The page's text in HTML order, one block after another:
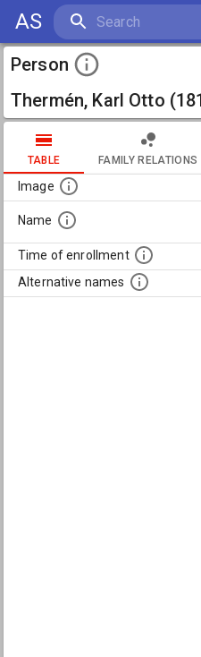
AS
Person
Thermén, Karl Otto
TABLE FAMILY RELATIONS
Image
Name
Time of enrollment
Alternative names